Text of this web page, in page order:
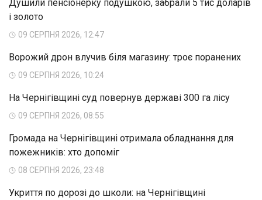
Душили пенсіонерку подушкою, забрали 5 тис доларів
і золото
09 СЕРПНЯ 2026, 12:47
Ворожий дрон влучив біля магазину: троє поранених
09 СЕРПНЯ 2026, 10:24
На Чернігівщині суд повернув державі 300 га лісу
09 СЕРПНЯ 2026, 08:55
Громада на Чернігівщині отримала обладнання для
пожежників: хто допоміг
08 СЕРПНЯ 2026, 23:48
Укриття по дорозі до школи: на Чернігівщині